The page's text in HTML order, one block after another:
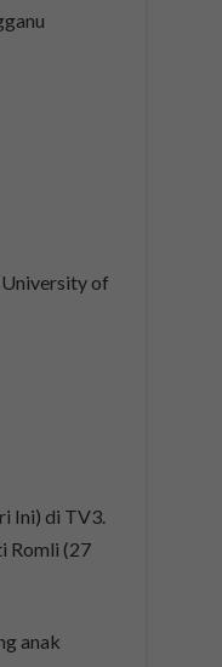
University of
Ini) di TV3.
Romli (27
anak